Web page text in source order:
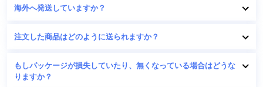
海外へ発送していますか？
注文した商品はどのように送られますか？
もしパッケージが損失していたり、無くなっている場合はどうな
りますか？